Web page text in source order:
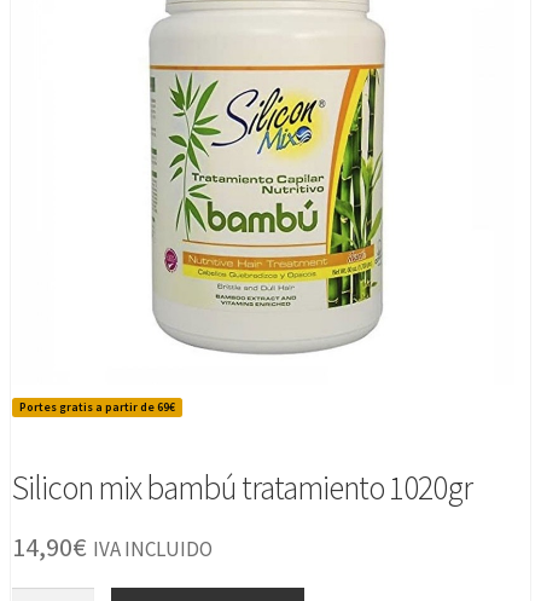
Portes gratis a partir de 69€
Silicon mix bambú tratamiento 1020gr
14,90€ IVA INCLUIDO